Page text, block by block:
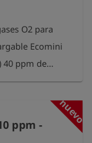
la protección
gratuito
Connect.
O2 para
Ecomini
40 ppm de
de dióxido de
(O2) en
Conexión:
ppm - nuevo